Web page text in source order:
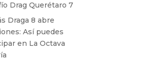
Drag Querétaro 7
Draga 8 abre
Así puedes
en La Octava